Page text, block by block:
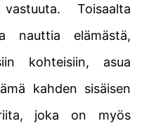
Toisaalta
nauttia elämästä,
kohteisiin, asua
kahden sisäisen
joka on myös